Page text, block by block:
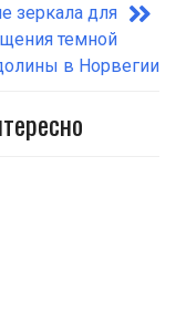
зеркала для
темной
в Норвегии